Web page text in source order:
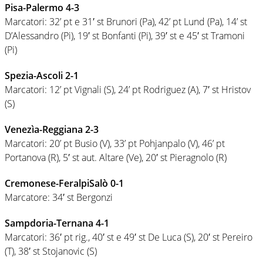
Pisa-Palermo 4-3
Marcatori: 32’ pt e 31′ st Brunori (Pa), 42’ pt Lund (Pa), 14’ st
D’Alessandro (Pi), 19′ st Bonfanti (Pi), 39′ st e 45′ st Tramoni
(Pi)
Spezia-Ascoli 2-1
Marcatori: 12’ pt Vignali (S), 24’ pt Rodriguez (A), 7′ st Hristov
(S)
Venezìa-Reggiana 2-3
Marcatori: 20’ pt Busio (V), 33’ pt Pohjanpalo (V), 46’ pt
Portanova (R), 5′ st aut. Altare (Ve), 20′ st Pieragnolo (R)
Cremonese-FeralpiSalò 0-1
Marcatore: 34′ st Bergonzi
Sampdoria-Ternana 4-1
Marcatori: 36′ pt rig., 40′ st e 49′ st De Luca (S), 20′ st Pereiro
(T), 38′ st Stojanovic (S)